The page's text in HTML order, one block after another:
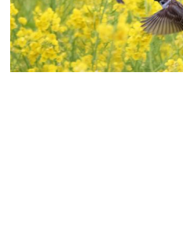
仁 2 0